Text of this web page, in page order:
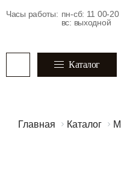
Часы работы: пн-сб: 11 00-20
вс: выходной
Каталог
Главная Каталог